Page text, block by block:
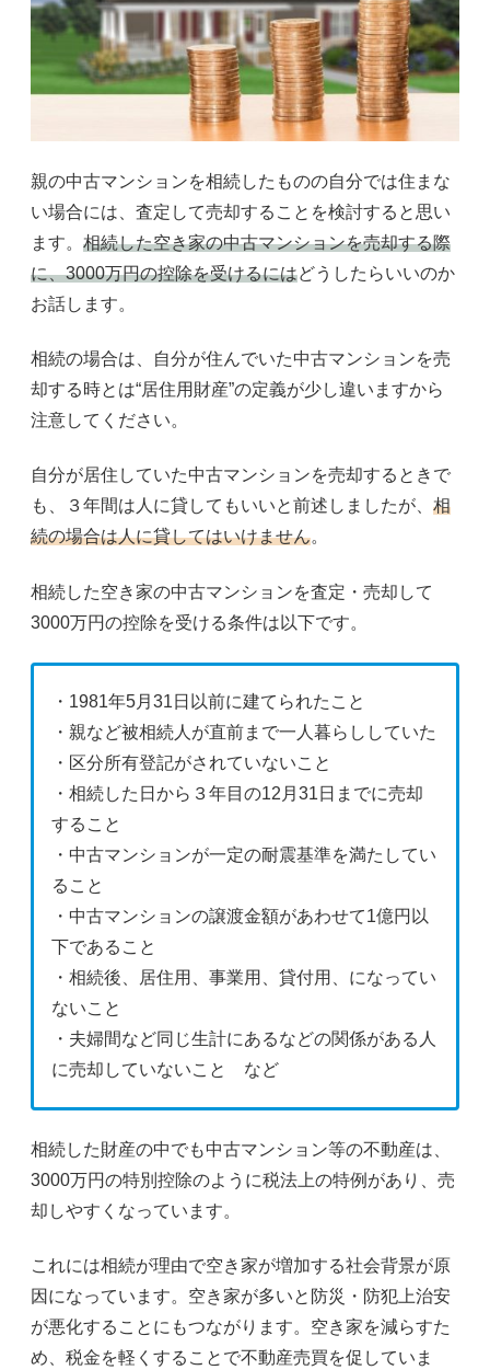
親の中古マンションを相続したものの自分では住まな
い場合には、査定して売却することを検討すると思い
ます。 相続した空き家の中古マンションを売却する際
に、3000万円の控除を受けるにはどうしたらいいのか
お話します。
相続の場合は、自分が住んでいた中古マンションを売
却する時とは“居住用財産”の定義が少し違いますから
注意してください。
自分が居住していた中古マンションを売却するときで
も、３年間は人に貸してもいいと前述しましたが、 相
続の場合は人に貸してはいけません。
相続した空き家の中古マンションを査定・売却して
3000万円の控除を受ける条件は以下です。
・1981年5月31日以前に建てられたこと
・親など被相続人が直前まで一人暮らししていた
・区分所有登記がされていないこと
・相続した日から３年目の12月31日までに売却
すること
・中古マンションが一定の耐震基準を満たしてい
ること
・中古マンションの譲渡金額があわせて1億円以
下であること
・相続後、居住用、事業用、貸付用、になってい
ないこと
・夫婦間など同じ生計にあるなどの関係がある人
に売却していないこと など
相続した財産の中でも中古マンション等の不動産は、
3000万円の特別控除のように税法上の特例があり、売
却しやすくなっています。
これには相続が理由で空き家が増加する社会背景が原
因になっています。空き家が多いと防災・防犯上治安
が悪化することにもつながります。空き家を減らすた
め、税金を軽くすることで不動産売買を促していま